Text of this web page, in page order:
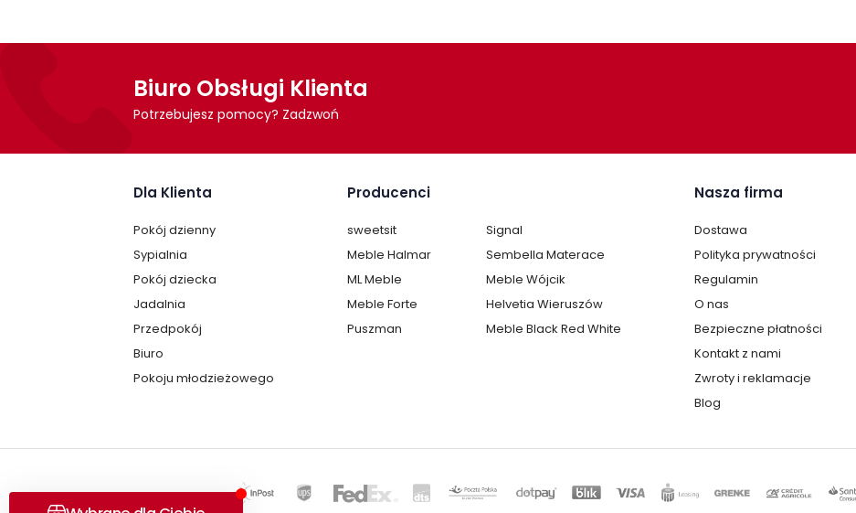
Biuro Obsługi Klienta
Potrzebujesz pomocy? Zadzwoń
Dla Klienta
Pokój dzienny
Sypialnia
Pokój dziecka
Jadalnia
Przedpokój
Biuro
Pokoju młodzieżowego
Producenci
sweetsit
Signal
Meble Halmar
Sembella Materace
ML Meble
Meble Wójcik
Meble Forte
Helvetia Wieruszów
Puszman
Meble Black Red White
Nasza firma
Dostawa
Polityka prywatności
Regulamin
O nas
Bezpieczne płatności
Kontakt z nami
Zwroty i reklamacje
Blog